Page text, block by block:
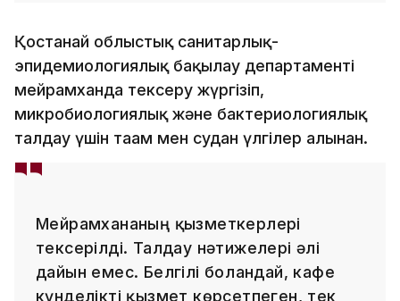
Қостанай облыстық санитарлық-
эпидемиологиялық бақылау департаменті
мейрамханда тексеру жүргізіп,
микробиологиялық және бактериологиялық
талдау үшін тағам мен судан үлгілер алынған.
Мейрамхананың қызметкерлері
тексерілді. Талдау нәтижелері әлі
дайын емес. Белгілі болғандай, кафе
күнделікті қызмет көрсетпеген, тек